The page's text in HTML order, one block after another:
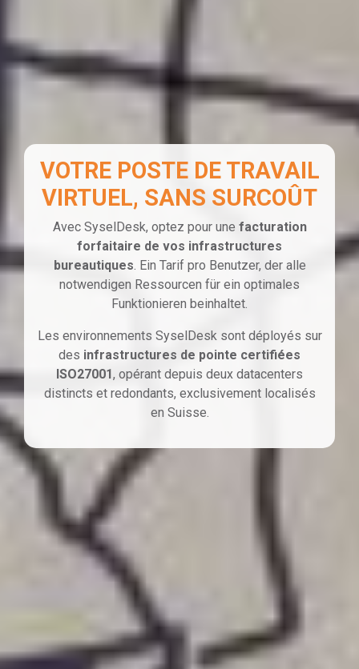
VOTRE POSTE DE TRAVAIL
VIRTUEL, SANS SURCOÛT
Avec SyselDesk, optez pour une facturation
forfaitaire de vos infrastructures
bureautiques. Ein Tarif pro Benutzer, der alle
notwendigen Ressourcen für ein optimales
Funktionieren beinhaltet.
Les environnements SyselDesk sont déployés sur
des infrastructures de pointe certifiées
ISO27001, opérant depuis deux datacenters
distincts et redondants, exclusivement localisés
en Suisse.